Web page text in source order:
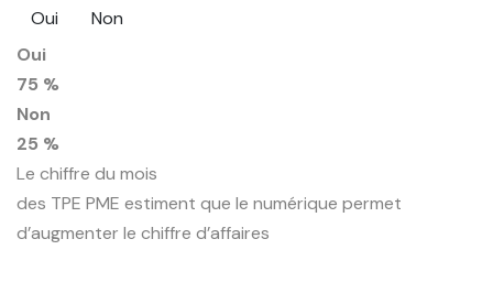
Oui
Non
Oui
75 %
Non
25 %
Le chiffre du mois
des TPE PME estiment que le numérique permet
d’augmenter le chiffre d’affaires